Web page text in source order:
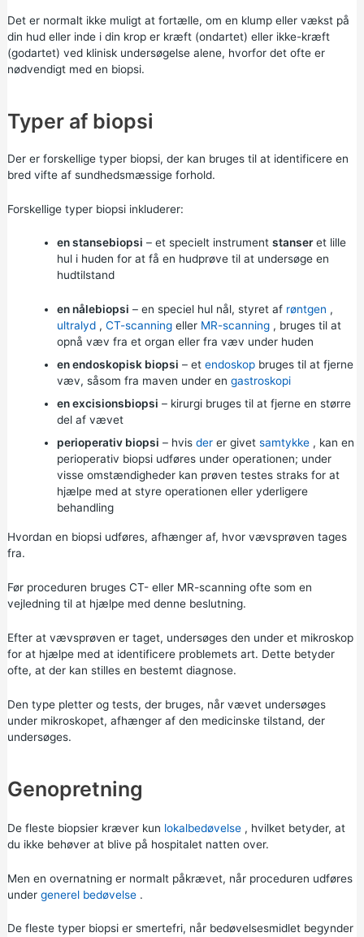
Det er normalt ikke muligt at fortælle, om en klump eller vækst på
din hud eller inde i din krop er kræft (ondartet) eller ikke-kræft
(godartet) ved klinisk undersøgelse alene, hvorfor det ofte er
nødvendigt med en biopsi.
Typer af biopsi
Der er forskellige typer biopsi, der kan bruges til at identificere en
bred vifte af sundhedsmæssige forhold.
Forskellige typer biopsi inkluderer:
en stansebiopsi – et specielt instrument stanseret lille
hul i huden for at få en hudprøve til at undersøge en
hudtilstand
en nålebiopsi – en speciel hul nål, styret af røntgen ,
ultralyd, CT-scanningeller MR-scanning, bruges til at
opnå væv fra et organ eller fra væv under huden
en endoskopisk biopsi – et endoskopbruges til at fjerne
væv, såsom fra maven under en gastroskopi
en excisionsbiopsi – kirurgi bruges til at fjerne en større
del af vævet
perioperativ biopsi – hvis derer givet samtykke, kan en
perioperativ biopsi udføres under operationen; under
visse omstændigheder kan prøven testes straks for at
hjælpe med at styre operationen eller yderligere
behandling
Hvordan en biopsi udføres, afhænger af, hvor vævsprøven tages
fra.
Før proceduren bruges CT- eller MR-scanning ofte som en
vejledning til at hjælpe med denne beslutning.
Efter at vævsprøven er taget, undersøges den under et mikroskop
for at hjælpe med at identificere problemets art. Dette betyder
ofte, at der kan stilles en bestemt diagnose.
Den type pletter og tests, der bruges, når vævet undersøges
under mikroskopet, afhænger af den medicinske tilstand, der
undersøges.
Genopretning
De fleste biopsier kræver kun lokalbedøvelse, hvilket betyder, at
du ikke behøver at blive på hospitalet natten over.
Men en overnatning er normalt påkrævet, når proceduren udføres
under generel bedøvelse.
De fleste typer biopsi er smertefri, når bedøvelsesmidlet begynder